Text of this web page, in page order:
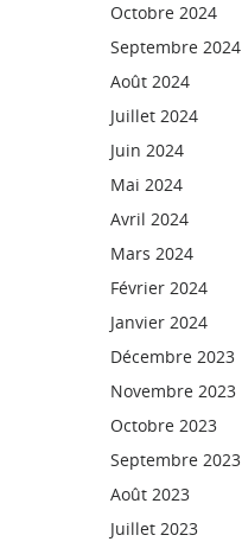
Octobre 2024
Septembre 2024
Août 2024
Juillet 2024
Juin 2024
Mai 2024
Avril 2024
Mars 2024
Février 2024
Janvier 2024
Décembre 2023
Novembre 2023
Octobre 2023
Septembre 2023
Août 2023
Juillet 2023